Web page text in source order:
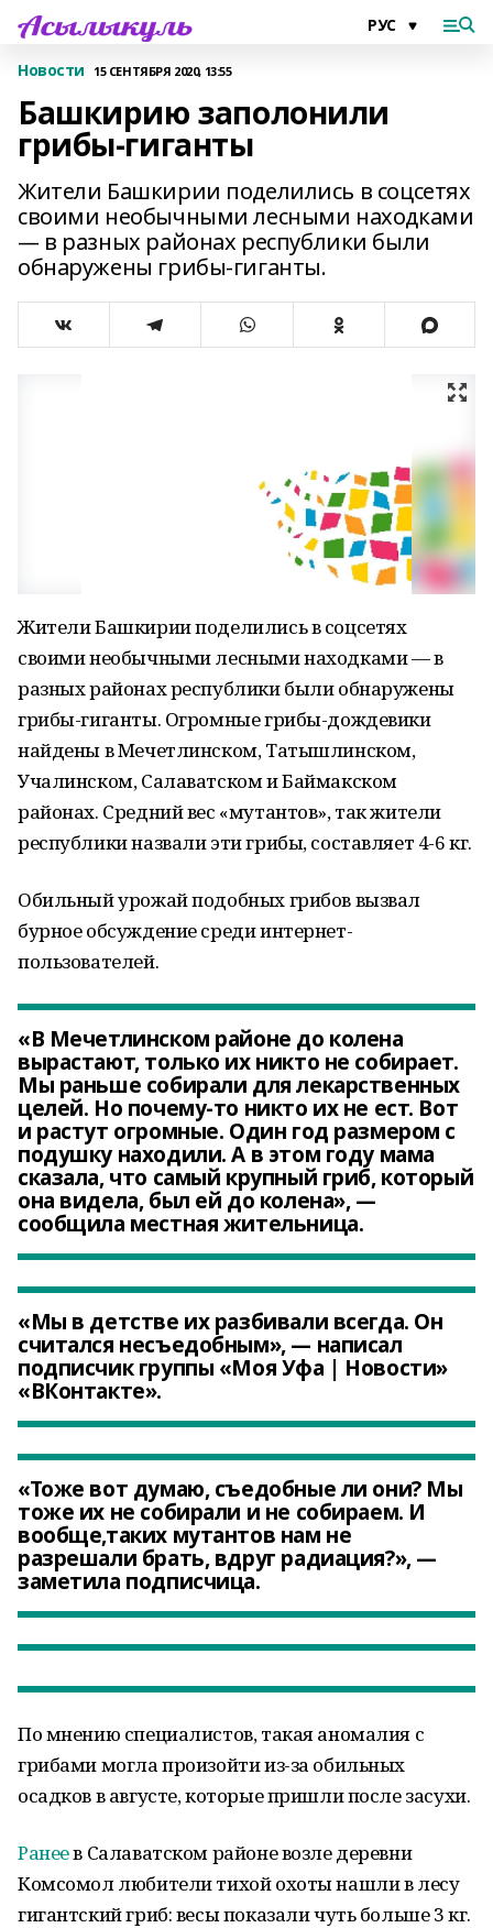
Новости 15 СЕНТЯБРЯ 2020, 13:55
Башкирию заполонили
грибы-гиганты
Жители Башкирии поделились в соцсетях
своими необычными лесными находками
— в разных районах республики были
обнаружены грибы-гиганты.
Жители Башкирии поделились в соцсетях
своими необычными лесными находками — в
разных районах республики были обнаружены
грибы-гиганты. Огромные грибы-дождевики
найдены в Мечетлинском, Татышлинском,
Учалинском, Салаватском и Баймакском
районах. Средний вес «мутантов», так жители
республики назвали эти грибы, составляет 4-6 кг.
Обильный урожай подобных грибов вызвал
бурное обсуждение среди интернет-
пользователей.
«В Мечетлинском районе до колена
вырастают, только их никто не собирает.
Мы раньше собирали для лекарственных
целей. Но почему-то никто их не ест. Вот
и растут огромные. Один год размером с
подушку находили. А в этом году мама
сказала, что самый крупный гриб, который
она видела, был ей до колена», —
сообщила местная жительница.
«Мы в детстве их разбивали всегда. Он
считался несъедобным», — написал
подписчик группы «Моя Уфа | Новости»
«ВКонтакте».
«Тоже вот думаю, съедобные ли они? Мы
тоже их не собирали и не собираем. И
вообще,таких мутантов нам не
разрешали брать, вдруг радиация?», —
заметила подписчица.
По мнению специалистов, такая аномалия с
грибами могла произойти из-за обильных
осадков в августе, которые пришли после засухи.
Ранеев Салаватском районе возле деревни
Комсомол любители тихой охоты нашли в лесу
гигантский гриб: весы показали чуть больше 3 кг.